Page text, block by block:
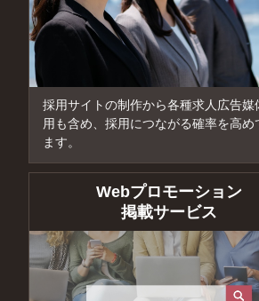
採用サイトの制作から各種求人広告媒
用も含め、採用につながる確率を高め
ます。
Webプロモーション
掲載サービス